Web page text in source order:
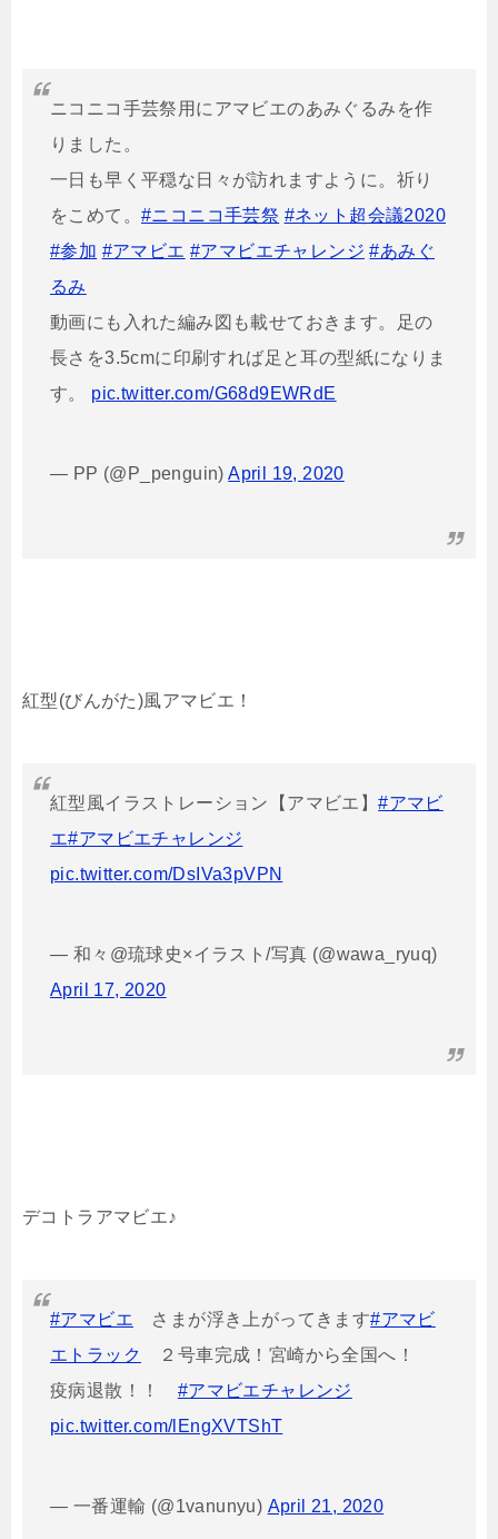
ニコニコ手芸祭用にアマビエのあみぐるみを作
りました。
一日も早く平穏な日々が訪れますように。祈り
をこめて。 #ニコニコ手芸祭 #ネット超会議2020
#参加 #アマビエ #アマビエチャレンジ #あみぐ
るみ
動画にも入れた編み図も載せておきます。足の
長さを3.5cmに印刷すれば足と耳の型紙になりま
す。 pic.twitter.com/G68d9EWRdE
— PP (@P_penguin)April 19, 2020
紅型(びんがた)風アマビエ！
紅型風イラストレーション【アマビエ】#アマビ
エ#アマビエチャレンジ
pic.twitter.com/DsIVa3pVPN
— 和々@琉球史×イラスト/写真 (@wawa_ryuq)
April 17, 2020
デコトラアマビエ♪
#アマビエ さまが浮き上がってきます#アマビ
エトラック
２号車完成！宮崎から全国へ！
疫病退散！！ #アマビエチャレンジ
pic.twitter.com/lEngXVTShT
— 一番運輸 (@1vanunyu) April 21, 2020